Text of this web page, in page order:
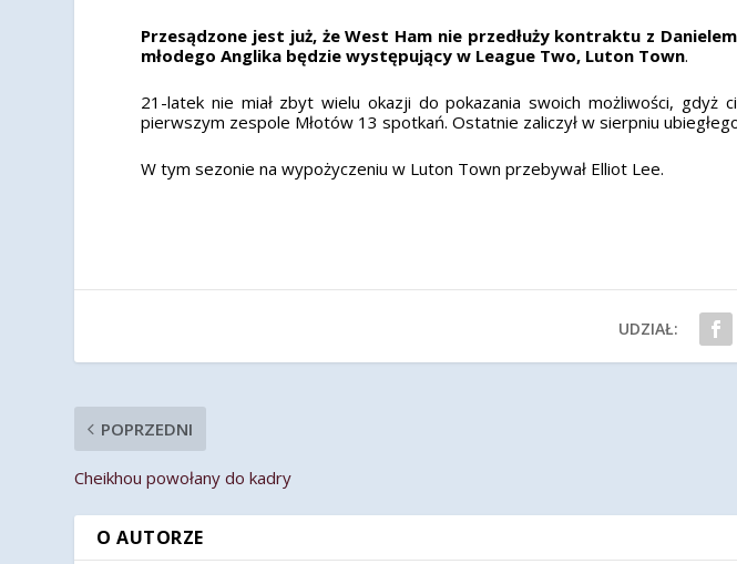
Przesądzone jest już, że West Ham nie przedłuży kontraktu z
młodego Anglika będzie występujący w League Two, Luton Town.
21-latek nie miał zbyt wielu okazji do pokazania swoich możliwości,
pierwszym zespole Młotów 13 spotkań. Ostatnie zaliczył w sierpniu
W tym sezonie na wypożyczeniu w Luton Town przebywał Elliot Lee.
UDZIAŁ:
POPRZEDNI
Cheikhou powołany do kadry
O AUTORZE